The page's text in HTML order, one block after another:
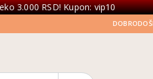
3.000 RSD! Kupon: vip10